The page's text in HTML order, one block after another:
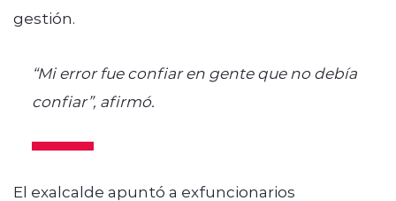
gestión.
“Mi error fue confiar en gente que no debía
confiar”, afirmó.
El exalcalde apuntó a exfuncionarios